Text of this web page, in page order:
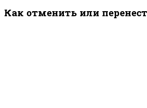
Как отменить или